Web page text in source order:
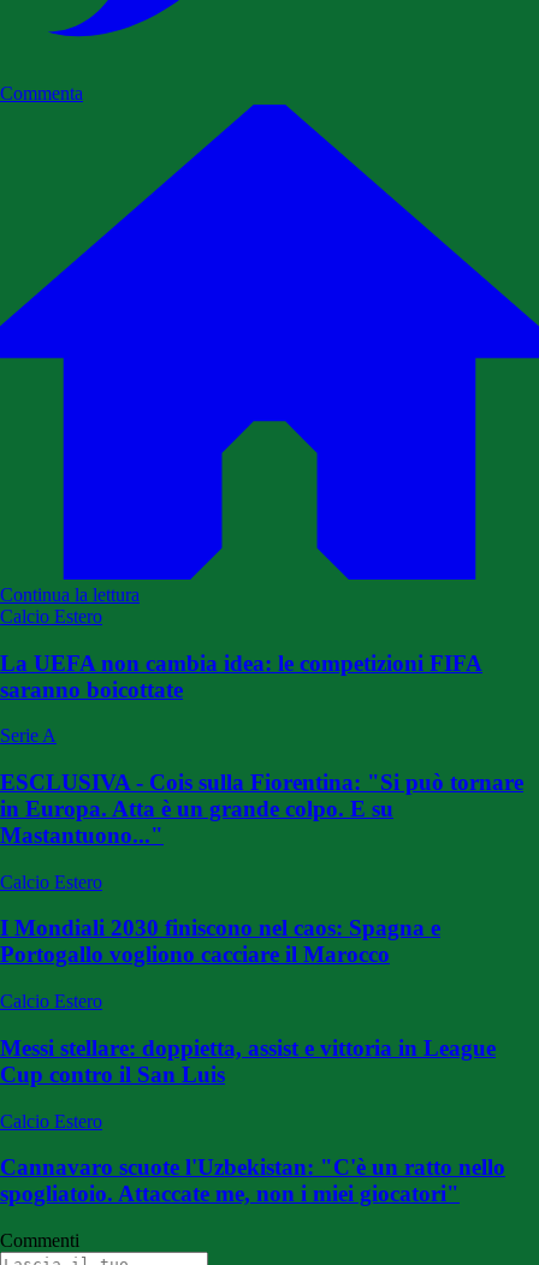
Commenta
Continua la lettura
Calcio Estero
La UEFA non cambia idea: le competizioni FIFA
saranno boicottate
Serie A
ESCLUSIVA - Cois sulla Fiorentina: "Si può tornare
in Europa. Atta è un grande colpo. E su
Mastantuono..."
Calcio Estero
I Mondiali 2030 finiscono nel caos: Spagna e
Portogallo vogliono cacciare il Marocco
Calcio Estero
Messi stellare: doppietta, assist e vittoria in League
Cup contro il San Luis
Calcio Estero
Cannavaro scuote l'Uzbekistan: "C'è un ratto nello
spogliatoio. Attaccate me, non i miei giocatori"
Commenti